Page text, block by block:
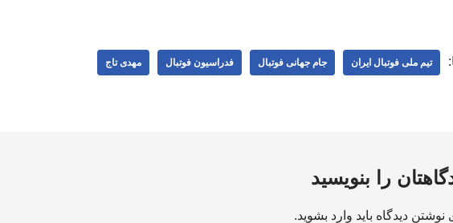
تیم ملی فوتبال ایران جام جهانی فوتبال فدراسیون فوتبال مهدی تاج
را بنویسید
نوشتن دیدگاه باید وارد بشوید.